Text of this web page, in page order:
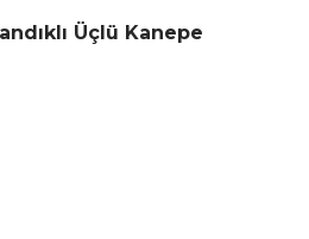
Üçlü Kanepe